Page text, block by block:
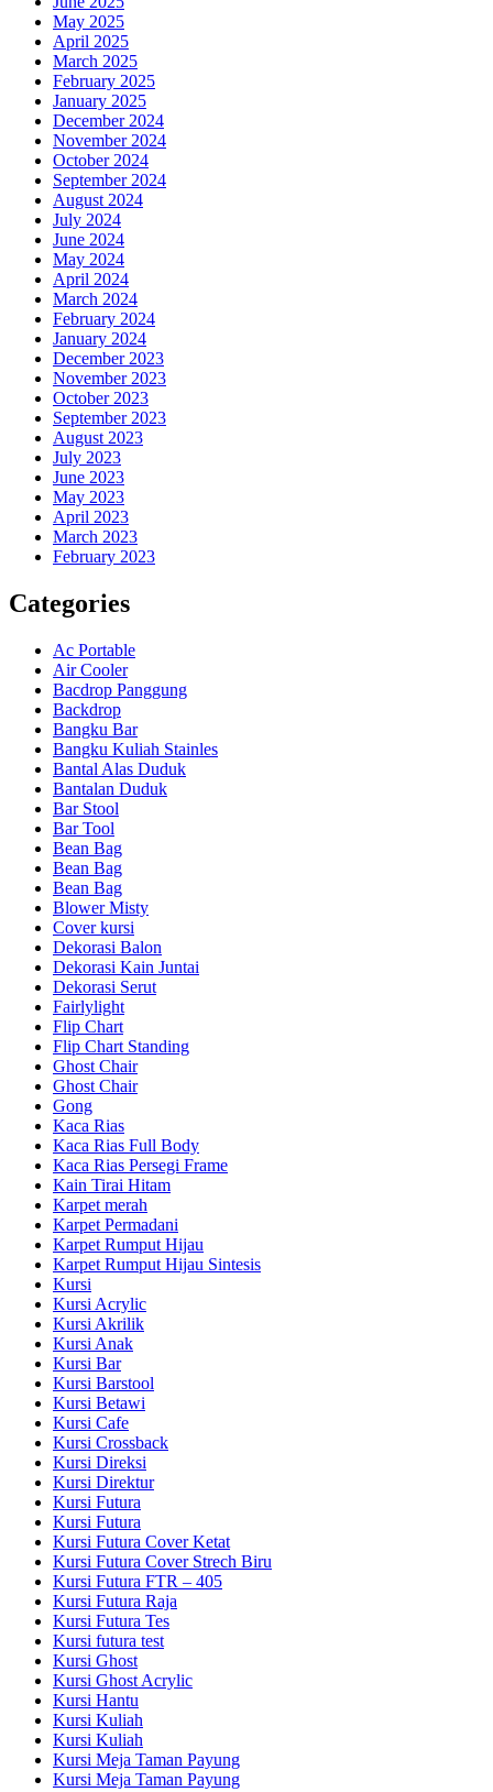
May 2025
April 2025
March 2025
February 2025
January 2025
December 2024
November 2024
October 2024
September 2024
August 2024
July 2024
June 2024
May 2024
April 2024
March 2024
February 2024
January 2024
December 2023
November 2023
October 2023
September 2023
August 2023
July 2023
June 2023
May 2023
April 2023
March 2023
February 2023
Categories
Ac Portable
Air Cooler
Bacdrop Panggung
Backdrop
Bangku Bar
Bangku Kuliah Stainles
Bantal Alas Duduk
Bantalan Duduk
Bar Stool
Bar Tool
Bean Bag
Bean Bag
Bean Bag
Blower Misty
Cover kursi
Dekorasi Balon
Dekorasi Kain Juntai
Dekorasi Serut
Fairlylight
Flip Chart
Flip Chart Standing
Ghost Chair
Ghost Chair
Gong
Kaca Rias
Kaca Rias Full Body
Kaca Rias Persegi Frame
Kain Tirai Hitam
Karpet merah
Karpet Permadani
Karpet Rumput Hijau
Karpet Rumput Hijau Sintesis
Kursi
Kursi Acrylic
Kursi Akrilik
Kursi Anak
Kursi Bar
Kursi Barstool
Kursi Betawi
Kursi Cafe
Kursi Crossback
Kursi Direksi
Kursi Direktur
Kursi Futura
Kursi Futura
Kursi Futura Cover Ketat
Kursi Futura Cover Strech Biru
Kursi Futura FTR – 405
Kursi Futura Raja
Kursi Futura Tes
Kursi futura test
Kursi Ghost
Kursi Ghost Acrylic
Kursi Hantu
Kursi Kuliah
Kursi Kuliah
Kursi Meja Taman Payung
Kursi Meja Taman Payung